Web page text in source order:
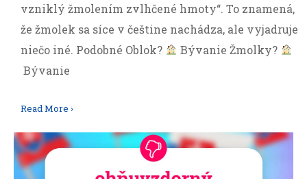
vzniklý žmolením zvlhčené hmoty“. To znamená,
že žmolek sa síce v češtine nachádza, ale vyjadruje
niečo iné. Podobné Oblok?
Bývanie Žmolky?
Bývanie
Read More ›